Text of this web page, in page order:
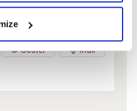
Göster İndir